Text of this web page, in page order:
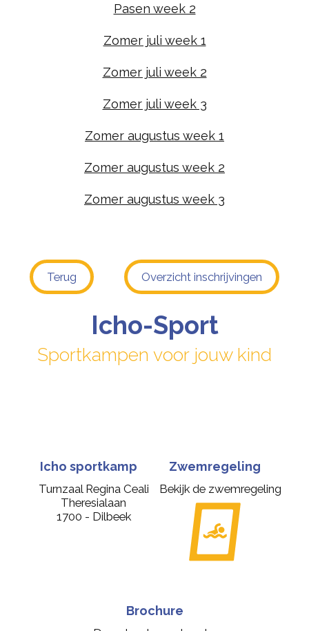
Pasen week 2
Zomer juli week 1
Zomer juli week 2
Zomer juli week 3
Zomer augustus week 1
Zomer augustus week 2
Zomer augustus week 3
Terug Overzicht inschrijvingen
Icho-Sport
Sportkampen voor jouw kind
Icho sportkamp
Turnzaal Regina Ceali
Theresialaan
1700 - Dilbeek
Zwemregeling
Bekijk de zwemregeling
Brochure